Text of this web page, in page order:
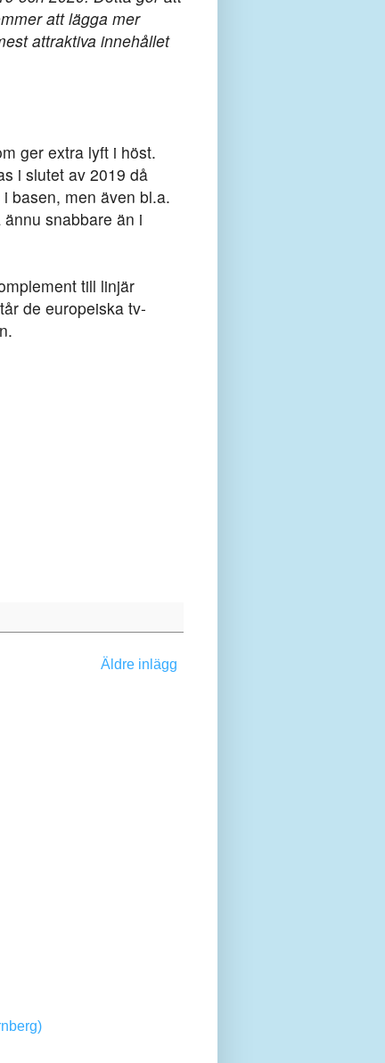
att lägga mer
attraktiva innehållet
ger extra lyft i höst.
i slutet av 2019 då
basen, men även bl.a.
snabbare än i
till linjär
de europeiska tv-
Äldre inlägg